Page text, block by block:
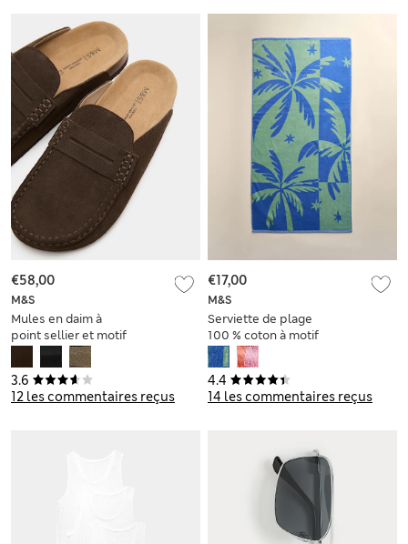
3.6
12 les commentaires reçus
M&S
Mules en daim à
point sellier et motif
€58,00
4.4
14 les commentaires reçus
M&S
Serviette de plage
100 % coton à motif
palmier
€17,00